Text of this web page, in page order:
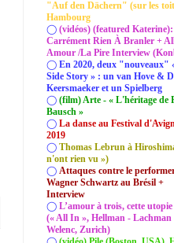
"Auf den Dächern" (sur les
Hambourg
◯ (vidéos) (featured
Carrément Rien À Branler +
Amour /La Pire Interview
◯ En 2020, deux "nouveaux"
Side Story » : un van Hove &
Keersmaeker et un Spielberg
◯ (film) Arte - « L'héritage de
Bausch »
◯ La danse au Festival
2019
◯ Thomas Lebrun à
n'ont rien vu »)
◯ Attaques contre le
Wagner Schwartz au Brésil +
Interview
◯ L’amour à trois, cette utopie
(« All In », Hellman - Lachman
Welenc, Zurich)